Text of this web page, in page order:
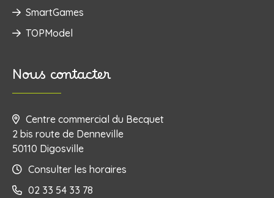
SmartGames
TOPModel
Nous contacter
Centre commercial du Becquet
2 bis route de Denneville
50110 Digosville
Consulter les horaires
02 33 54 33 78